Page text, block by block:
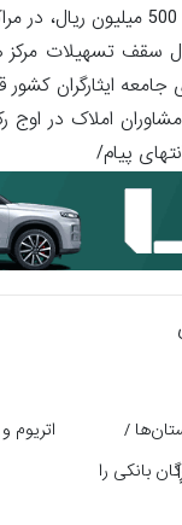
ریال و در شهرهای جدید نیز
ایثارگران کشور
املاک در اوج
پیام/
/
بانکی را